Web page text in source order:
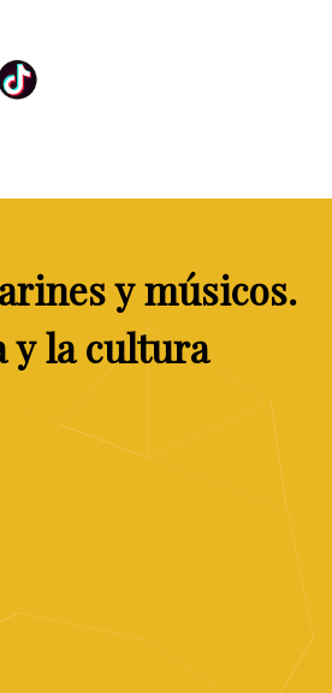
ymúsicos.
yla cultura